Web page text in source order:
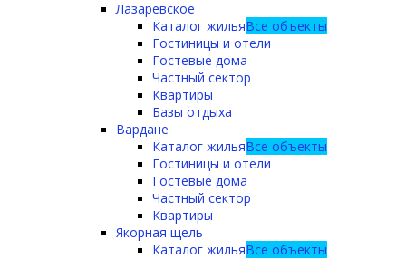
Лазаревское
Каталог жильяВсе объекты
Гостиницы и отели
Гостевые дома
Частный сектор
Квартиры
Базы отдыха
Вардане
Каталог жильяВсе объекты
Гостиницы и отели
Гостевые дома
Частный сектор
Квартиры
Якорная щель
Каталог жильяВсе объекты